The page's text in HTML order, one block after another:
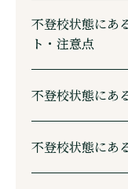
不登校状態にあ
ト・注意点
不登校状態にあ
不登校状態にあ